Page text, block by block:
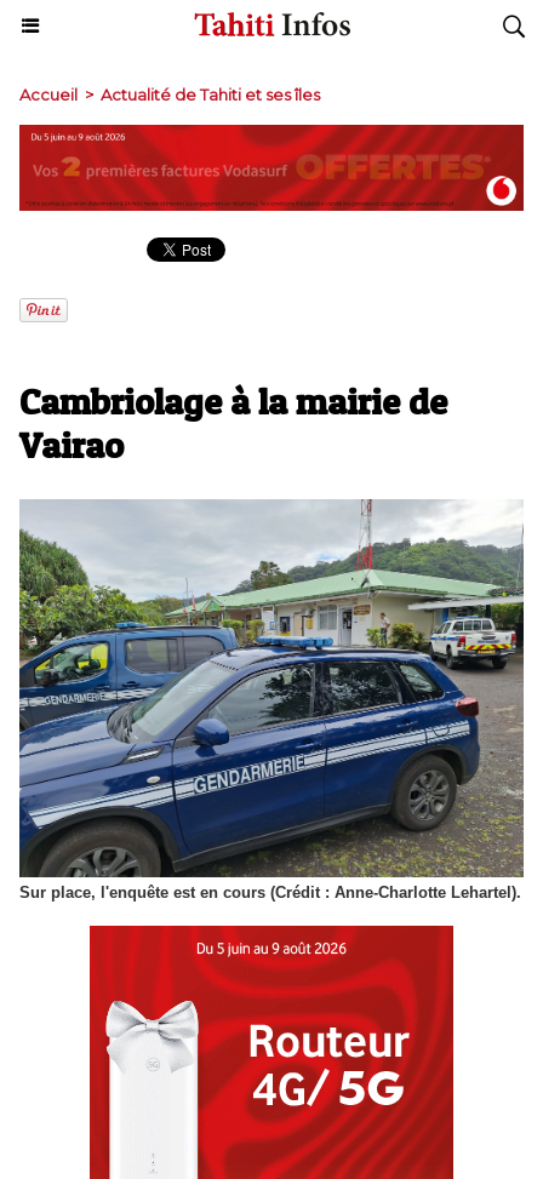
Accueil > Actualité de Tahiti et ses îles
​Cambriolage à la mairie de
Vairao
Sur place, l'enquête est en cours (Crédit : Anne-Charlotte Lehartel).